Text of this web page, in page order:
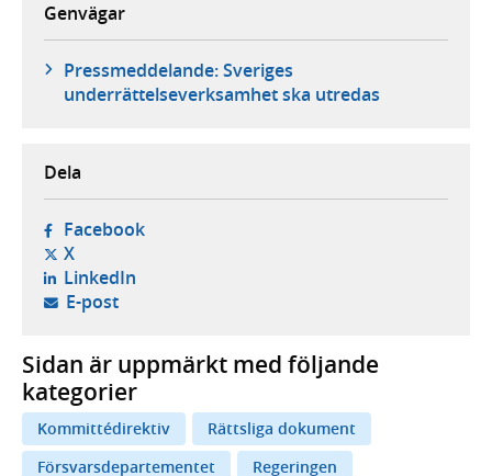
Genvägar
Pressmeddelande: Sveriges
underrättelseverksamhet ska utredas
Dela
Facebook- öppnas i ny flik, extern webbplats,
X- öppnas i ny flik, extern webbplats,
LinkedIn- öppnas i ny flik, extern webbplats,
E-post- öppnar din e-postklient,
Sidan är uppmärkt med följande
kategorier
Kommittédirektiv
Rättsliga dokument
Försvarsdepartementet
Regeringen